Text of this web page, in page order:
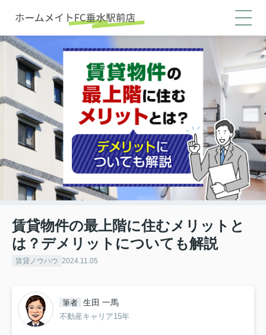
賃貸物件の最上階に住むメリットと
は？デメリットについても解説
賃貸ノウハウ 2024.11.05
筆者 生田 一馬
不動産キャリア15年